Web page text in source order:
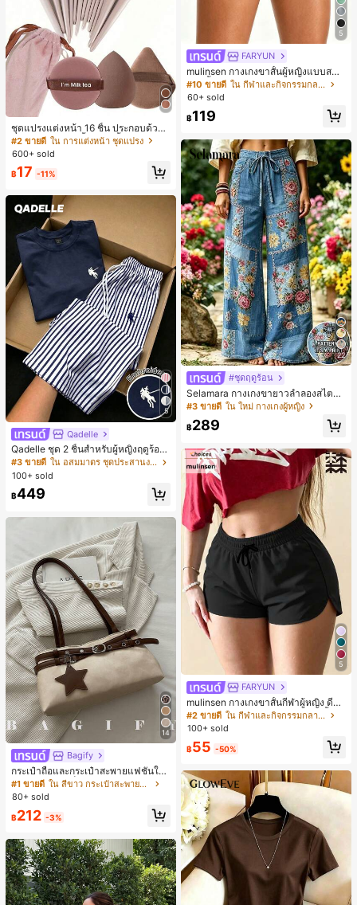
ชุดแปรงแต่งหน้า 16 ชิ้น ประกอบด้วยแ
ปรงแต่งหน้า 13 ชิ้น, ฟองน้ำแต่งหน้ารู
ปหยดน้ำ 1 ชิ้น, แปรงแป้งรองพื้นกลม 1
ชิ้น และฟองน้ำแต่งหน้ารูปสามเหลี่ยม
1 ชิ้น - ชุดคลาสสิก ทำจากขนสังเคราะ
ห์นุ่มและเป็นมิตรต่อผิว เหมาะสำหรับผู้
หญิงและเด็กผู้หญิง เหมาะสำหรับฤดูใบ
ไม้ร่วงและฤดูหนาว
#2 ขายดี ใน การแต่งหน้า ชุดแปรง
600+ sold
฿17 -11%
5
Qadelle
Qadelle ชุด 2 ชิ้นสำหรับผู้หญิงฤดูร้อน
แบบสบายๆ สำหรับใส่ทุกวัน, กางเกงขา
ยาวลายทางสีน้ำเงินเข้มและสีขาว, เสื้อ
ยืดแขนสั้นคอกลมปักลายรัดรูป
#3 ขายดี
ใน อสมมาตร ชุดประสานงานสตรี
100+ sold
฿449
14
Bagify
กระเป๋าถือและกระเป๋าสะพายแฟชั่นให
ม่ ตกแต่งด้วยเข็มขัด เหมาะสำหรับงาน
ปาร์ตี้ การรวมตัว การออกไปข้างนอก ก
ประจำวัน สามารถเก็บเหรียญ โทรศัพท์
านออฟฟิศ นักศึกษามหาวิทยาลัย และ
พนักงานออฟฟิศ กระเป๋าผู้หญิงที่หรูหรา
#1 ขายดี
ใน สีขาว กระเป๋าสะพายผู้หญิง
80+ sold
฿212 -3%
5
FARYUN
mulinsen กางเกงขาสั้นผู้หญิงแบบสบา
ยๆ สีพื้น หลวม อเนกประสงค์ กางเกงขา
สั้นกีฬา 2-In-1 สำหรับวิ่ง ฟิตเนส และก
#10 ขายดี
ใน กีฬาและกิจกรรมกลางแจ้ง
60+ sold
฿119
22
#ชุดฤดูร้อน
Selamara กางเกงขายาวลำลองสไตล์โ
บฮีเมียนสำหรับพักผ่อน สีกากี ผิวสัมผัส
มีเท็กซ์เจอร์ เอวสูงทรงหลวม เอวยางยืด
พร้อมเชือกรูด ทรงขาตรงทิ้งตัว ขากว้า
ดินทาง
#3 ขายดี ใน ใหม่ กางเกงผู้หญิง
฿289
5
FARYUN
mulinsen กางเกงขาสั้นกีฬาผู้หญิง ดีไซ
น์ปลายเปิด เอวยืดหยุ่น กางเกงขาสั้น
ลำลองกีฬาฤดูร้อน ความยาว 3/4
#2 ขายดี
ใน กีฬาและกิจกรรมกลางแจ้ง
100+ sold
฿55 -50%